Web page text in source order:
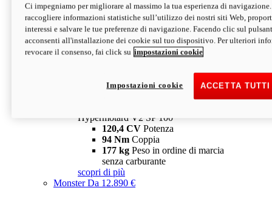
Hypermotard V2 SP
120,4 CVPotenza
94 NmCoppia
177 kgPeso in ordine di marcia
senza carburante
Depotenziata 35 kW: 18.890 € i
configura scopri di più
Hypermotard V2 SP 100
120,4 CV Potenza
94 Nm Coppia
177 kg Peso in ordine di marcia
senza carburante
scopri di più
MonsterDa 12.890 €
Ci impegniamo per migliorare al massimo la tua esperienza di
raccogliere informazioni statistiche sull’utilizzo dei nostri siti Web,
interessi e salvare le tue preferenze di navigazione. Facendo clic sul
acconsenti all'installazione dei cookie sul tuo dispositivo. Per ulteriori
revocare il consenso, fai click su impostazioni cookie
ACCETTA
Impostazioni cookie